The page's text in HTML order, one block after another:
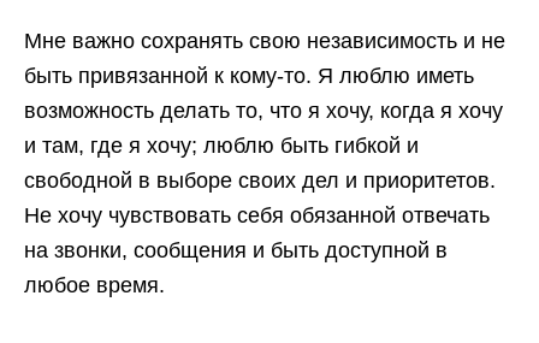
Мне важно сохранять свою независимость и не
быть привязанной к кому-то. Я люблю иметь
возможность делать то, что я хочу, когда я хочу
и там, где я хочу; люблю быть гибкой и
свободной в выборе своих дел и приоритетов.
Не хочу чувствовать себя обязанной отвечать
на звонки, сообщения и быть доступной в
любое время.